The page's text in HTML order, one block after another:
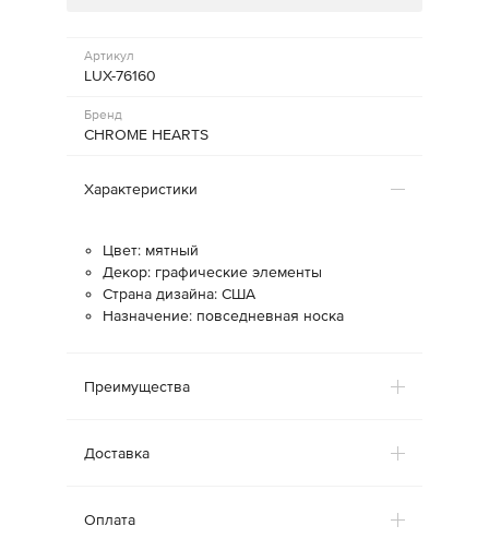
Артикул
LUX-76160
Бренд
CHROME HEARTS
Характеристики
Цвет: мятный
Декор: графические элементы
Страна дизайна: США
Назначение: повседневная носка
Преимущества
Доставка
Оплата